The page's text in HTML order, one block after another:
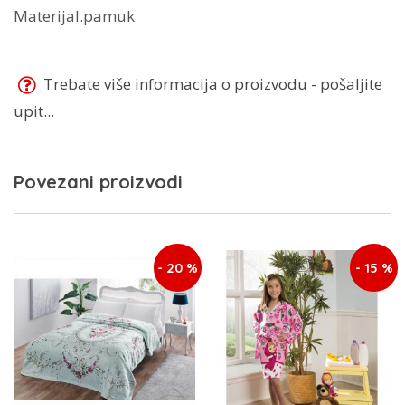
Materijal.pamuk
Trebate više informacija o proizvodu - pošaljite
upit...
Povezani proizvodi
- 20 % - 15 %